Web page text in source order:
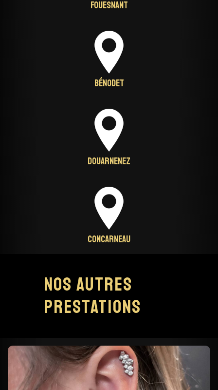
Fouesnant
Bénodet
Douarnenez
Concarneau
Nos autres
prestations